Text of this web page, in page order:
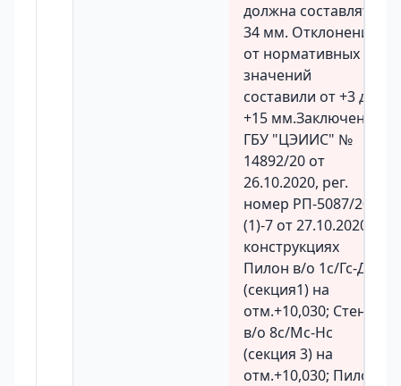
должна составлять
34 мм. Отклонения
от нормативных
значений
составили от +3 до
+15 мм.Заключение
ГБУ "ЦЭИИС" №
14892/20 от
26.10.2020, рег.
номер РП-5087/20-
(1)-7 от 27.10.2020. в
конструкциях
Пилон в/о 1с/Гс-Дс
(секция1) на
отм.+10,030; Стена
в/о 8с/Мс-Нс
(секция 3) на
отм.+10,030; Пилон